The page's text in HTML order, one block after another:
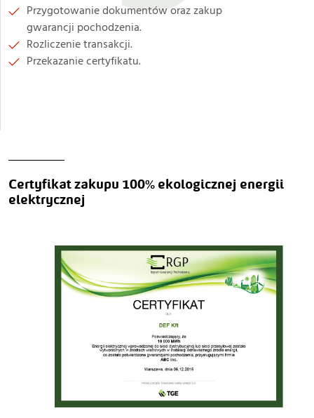
Przygotowanie dokumentów oraz zakup
gwarancji pochodzenia.
Rozliczenie transakcji.
Przekazanie certyfikatu.
Certyfikat zakupu 100% ekologicznej energii
elektrycznej